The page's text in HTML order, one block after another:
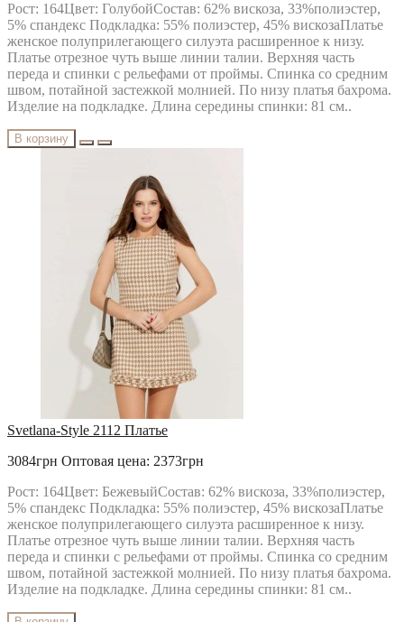
Рост: 164Цвет: ГолубойСостав: 62% вискоза, 33%полиэстер,
5% спандекс Подкладка: 55% полиэстер, 45% вискозаПлатье
женское полуприлегающего силуэта расширенное к низу.
Платье отрезное чуть выше линии талии. Верхняя часть
переда и спинки с рельефами от проймы. Спинка со средним
швом, потайной застежкой молнией. По низу платья бахрома.
Изделие на подкладке. Длина середины спинки: 81 см..
В корзину
Svetlana-Style 2112 Платье
3084грн Оптовая цена: 2373грн
Рост: 164Цвет: БежевыйСостав: 62% вискоза, 33%полиэстер,
5% спандекс Подкладка: 55% полиэстер, 45% вискозаПлатье
женское полуприлегающего силуэта расширенное к низу.
Платье отрезное чуть выше линии талии. Верхняя часть
переда и спинки с рельефами от проймы. Спинка со средним
швом, потайной застежкой молнией. По низу платья бахрома.
Изделие на подкладке. Длина середины спинки: 81 см..